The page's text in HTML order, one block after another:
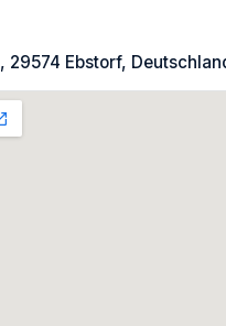
29574 Ebstorf,